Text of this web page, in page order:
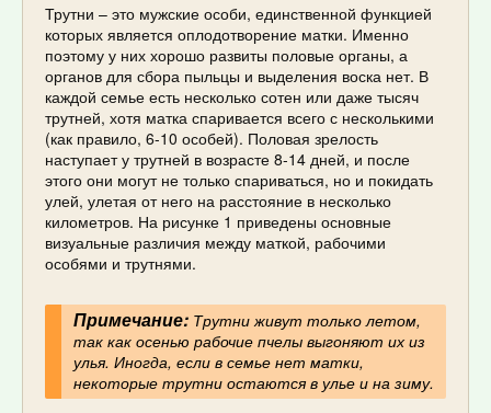
Трутни – это мужские особи, единственной функцией
которых является оплодотворение матки. Именно
поэтому у них хорошо развиты половые органы, а
органов для сбора пыльцы и выделения воска нет. В
каждой семье есть несколько сотен или даже тысяч
трутней, хотя матка спаривается всего с несколькими
(как правило, 6-10 особей). Половая зрелость
наступает у трутней в возрасте 8-14 дней, и после
этого они могут не только спариваться, но и покидать
улей, улетая от него на расстояние в несколько
километров. На рисунке 1 приведены основные
визуальные различия между маткой, рабочими
особями и трутнями.
Примечание:Трутни живут только летом,
так как осенью рабочие пчелы выгоняют их из
улья. Иногда, если в семье нет матки,
некоторые трутни остаются в улье и на зиму.